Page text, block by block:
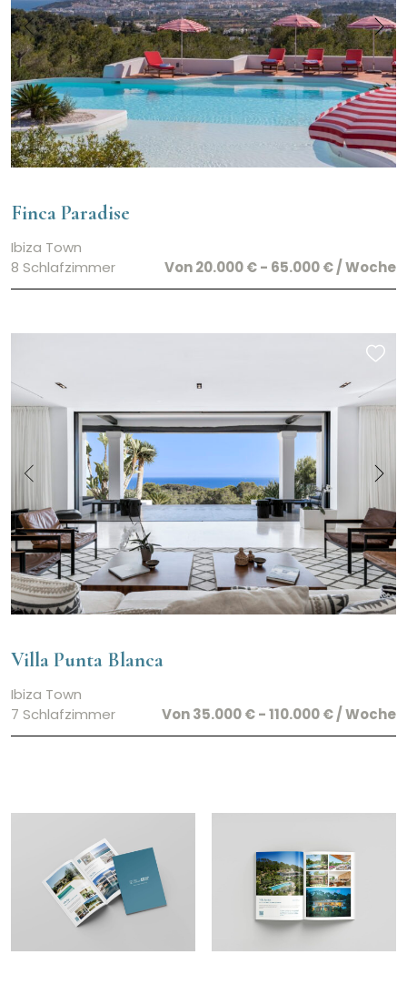
Finca Paradise
Ibiza Town
8 Schlafzimmer
Von 20.000 € - 65.000 € / Woche
Villa Punta Blanca
Ibiza Town
7 Schlafzimmer
Von 35.000 € - 110.000 € / Woche